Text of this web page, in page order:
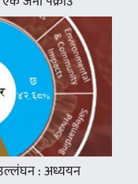
उल्लंघन : अध्ययन